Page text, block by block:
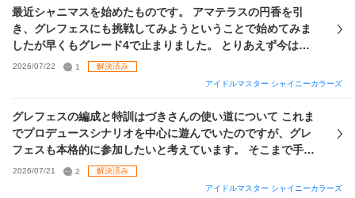
出高、思い出低 基礎能力値UPGRAD、WING ロマンチスト
タフネス 歌姫 プロダンサー トップモデル 施設効率相談 施設
効率相談++ の本を作りました。 ここまでアビの多い本を作る
たいだす。 また、特化系の本を作る場合は↑の本にあるもの
に加えて ポジション適正◯◎、スペシャリスト（ボーカル
実装前に離れたことからベストアドバイスマスタリーはづき
が1種類もいないのですが、daをメインにしようにもトワコ
レはづきを今から完凸させるほど課金はしたくないと考えて
います。グレ7タッチにもはづきは必須だと考えますか？もし
そうであればトワパラの代わりとしてvo用の限定はづきをど
最近シャニマスを始めたものです。 アマテラスの円香を引
き、グレフェスにも挑戦してみようということで始めてみま
したが早くもグレード4で止まりました。 とりあえず今はた
だ数値を適当に盛ってセンターを円香、ノクチルの3人を
vo,da,viをそれぞれ盛ってその場所において、リーダーは育
す。 各ポジションの育成の仕方や取ったほうがいいスキルな
どを全く知らないので教えて欲しいです。 またグレフェス自
体の立ち回りも分からないので教えて欲しいです。 今の自分
2026/07/22 1
解決済み
アイドルマスター シャイニーカラーズ
グレフェスの編成と特訓はづきさんの使い道について これま
でプロデュースシナリオを中心に遊んでいたのですが、グレ
フェスも本格的に参加したいと考えています。 そこまで手持
ちのカードは強くないのですが、 ・現段階の手持ちで戦うの
に良さそうな編成（可能であればVo,Da,Viそれぞれのものを
2026/07/21 2
解決済み
アイドルマスター シャイニーカラーズ